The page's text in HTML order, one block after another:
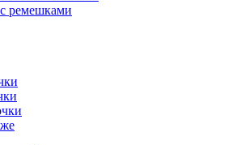
ремешками